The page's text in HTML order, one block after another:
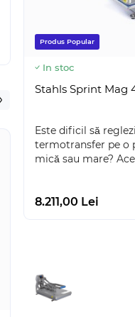
5
1
Super Pret
Produs Popular
In stoc
Stahls Sprint Mag
Este dificil să
termotransfer pe o
mică sau mare?
8.211,00 Lei